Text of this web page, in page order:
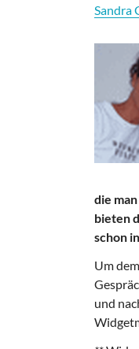
Sandra
die
bieten
schon
Um
und